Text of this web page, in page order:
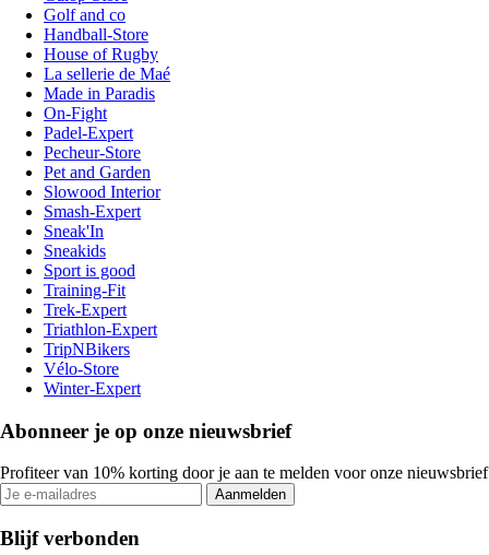
Golf and co
Handball-Store
House of Rugby
La sellerie de Maé
Made in Paradis
On-Fight
Padel-Expert
Pecheur-Store
Pet and Garden
Slowood Interior
Smash-Expert
Sneak'In
Sneakids
Sport is good
Training-Fit
Trek-Expert
Triathlon-Expert
TripNBikers
Vélo-Store
Winter-Expert
Abonneer je op onze nieuwsbrief
Profiteer van 10% korting door je aan te melden voor onze nieuwsbrief
Aanmelden
Blijf verbonden